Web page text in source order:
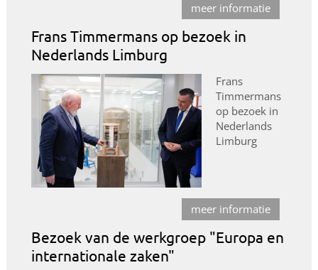
meer informatie
Frans Timmermans op bezoek in
Nederlands Limburg
Frans
Timmermans
op bezoek in
Nederlands
Limburg
meer informatie
Bezoek van de werkgroep "Europa en
internationale zaken"